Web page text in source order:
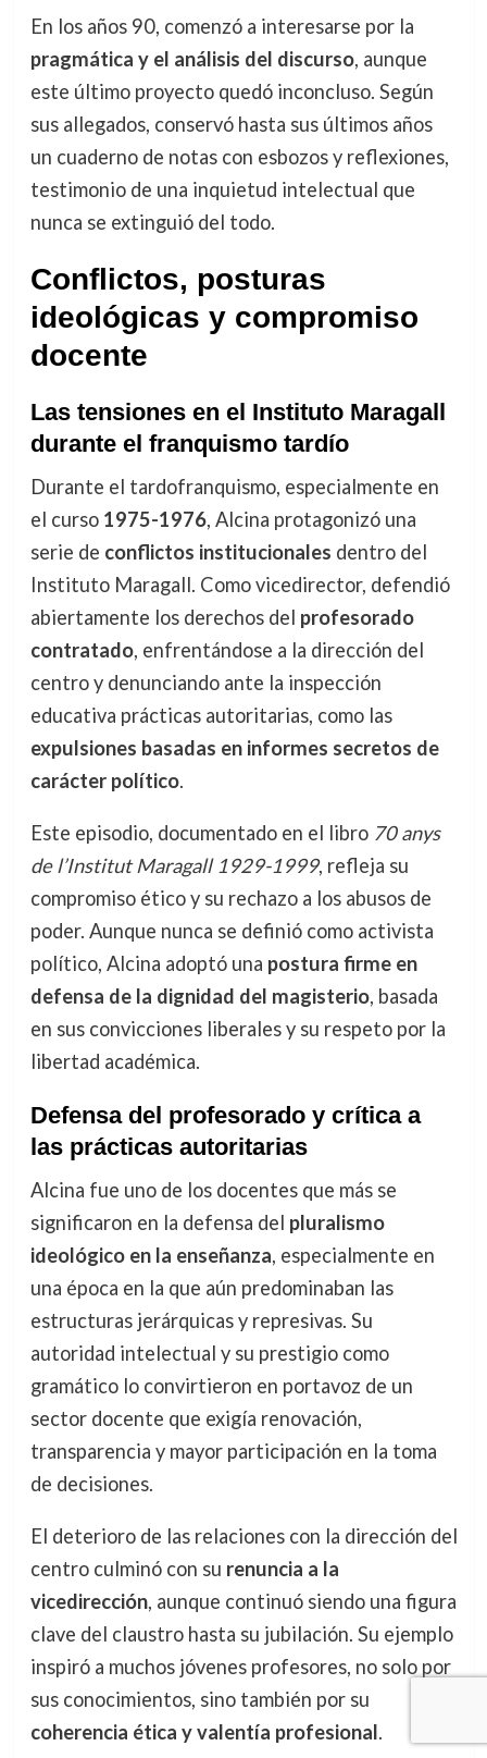
En los años 90, comenzó a interesarse por la
pragmática y el análisis del discurso, aunque
este último proyecto quedó inconcluso. Según
sus allegados, conservó hasta sus últimos años
un cuaderno de notas con esbozos y reflexiones,
testimonio de una inquietud intelectual que
nunca se extinguió del todo.
Conflictos, posturas
ideológicas y compromiso
docente
Las tensiones en el Instituto Maragall
durante el franquismo tardío
Durante el tardofranquismo, especialmente en
el curso 1975-1976, Alcina protagonizó una
serie de conflictos institucionales dentro del
Instituto Maragall. Como vicedirector, defendió
abiertamente los derechos del profesorado
contratado, enfrentándose a la dirección del
centro y denunciando ante la inspección
educativa prácticas autoritarias, como las
expulsiones basadas en informes secretos de
carácter político.
Este episodio, documentado en el libro 70 anys
de l’Institut Maragall 1929-1999, refleja su
compromiso ético y su rechazo a los abusos de
poder. Aunque nunca se definió como activista
político, Alcina adoptó una postura firme en
defensa de la dignidad del magisterio, basada
en sus convicciones liberales y su respeto por la
libertad académica.
Defensa del profesorado y crítica a
las prácticas autoritarias
Alcina fue uno de los docentes que más se
significaron en la defensa del pluralismo
ideológico en la enseñanza, especialmente en
una época en la que aún predominaban las
estructuras jerárquicas y represivas. Su
autoridad intelectual y su prestigio como
gramático lo convirtieron en portavoz de un
sector docente que exigía renovación,
transparencia y mayor participación en la toma
de decisiones.
El deterioro de las relaciones con la dirección del
centro culminó con su renuncia a la
vicedirección, aunque continuó siendo una figura
clave del claustro hasta su jubilación. Su ejemplo
inspiró a muchos jóvenes profesores, no solo por
sus conocimientos, sino también por su
coherencia ética y valentía profesional.